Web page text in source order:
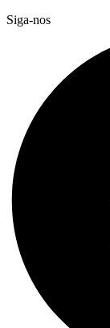
Siga-nos